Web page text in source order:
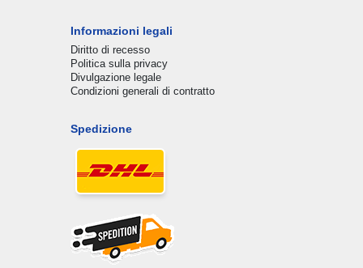
Informazioni legali
Diritto di recesso
Politica sulla privacy
Divulgazione legale
Condizioni generali di contratto
Spedizione